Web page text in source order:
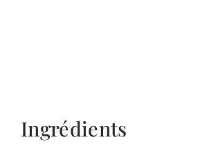
Ingrédients